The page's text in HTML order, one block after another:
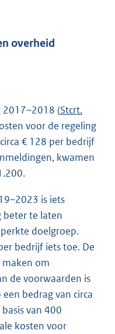
overheid
2017–2018 (Stcrt.
voor de regeling
€ 128 per bedrijf
kwamen
is iets
beter te laten
doelgroep.
bedrijf iets toe. De
om
de voorwaarden is
bedrag van circa
van 400
kosten voor